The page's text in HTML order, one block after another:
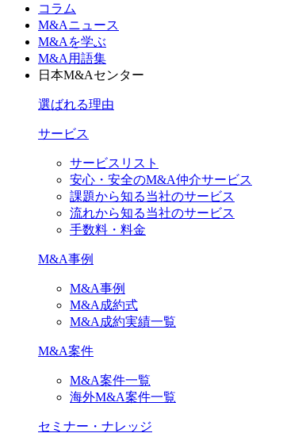
コラム
M&Aニュース
M&Aを学ぶ
M&A用語集
日本M&Aセンター
選ばれる理由
サービス
サービスリスト
安心・安全のM&A仲介サービス
課題から知る当社のサービス
流れから知る当社のサービス
手数料・料金
M&A事例
M&A事例
M&A成約式
M&A成約実績一覧
M&A案件
M&A案件一覧
海外M&A案件一覧
セミナー・ナレッジ